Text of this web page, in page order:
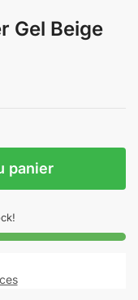
Gel Beige
panier